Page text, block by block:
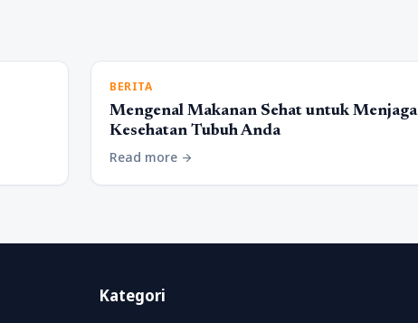
BERITA
Mengenal Makanan Sehat untuk Menjaga
Kesehatan Tubuh Anda
Read more arrow_forward
Kategori